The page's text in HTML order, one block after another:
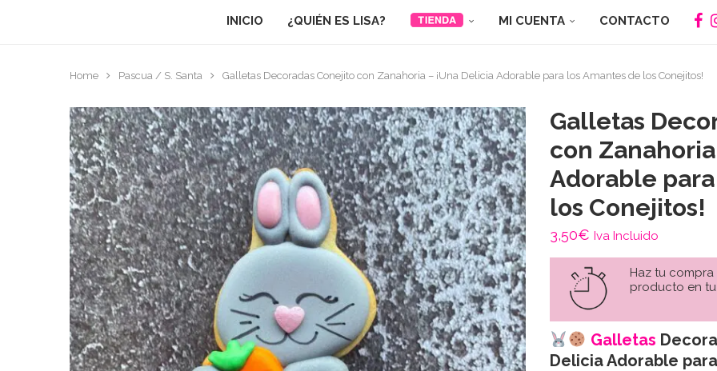
INICIO ¿QUIÉN ES LISA? MI CUENTA CONTACTO
Home Pascua / S. Santa Galletas Decoradas Conejito con Zanahoria – ¡Una Delicia Adorable para los Amantes de los Conejitos!
Galletas
con
Adorable
los Conejitos!
3,50€ Iva Incluido
Haz tu
producto en
Galletas
Delicia Adorable